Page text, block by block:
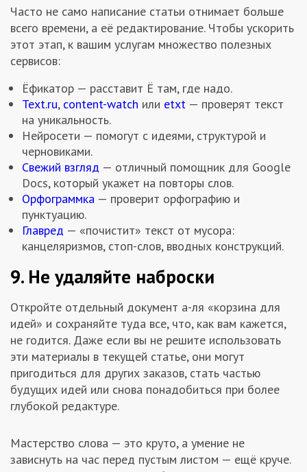
Часто не само написание статьи отнимает больше
всего времени, а её редактирование. Чтобы ускорить
этот этап, к вашим услугам множество полезных
сервисов:
Ёфикатор — расставит Ё там, где надо.
Text.ru, content-watch или etxt — проверят текст
на уникальность.
Нейросети — помогут с идеями, структурой и
черновиками.
Свежий взгляд — отличный помощник для Google
Docs, который укажет на повторы слов.
Орфограммка — проверит орфографию и
пунктуацию.
Главред — «почистит» текст от мусора:
канцеляризмов, стоп-слов, вводных конструкций.
9. Не удаляйте наброски
Откройте отдельный документ а-ля «корзина для
идей» и сохраняйте туда все, что, как вам кажется,
не годится. Даже если вы не решите использовать
эти материалы в текущей статье, они могут
пригодиться для других заказов, стать частью
будущих идей или снова понадобиться при более
глубокой редактуре.
Мастерство слова — это круто, а умение не
зависнуть на час перед пустым листом — ещё круче.